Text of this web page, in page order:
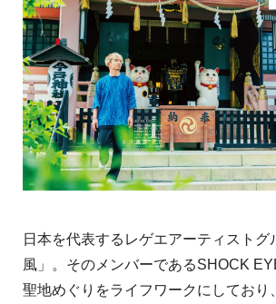
日本を代表するレゲエアーティストグ
風」。そのメンバーであるSHOCK
聖地めぐりをライフワークにしており